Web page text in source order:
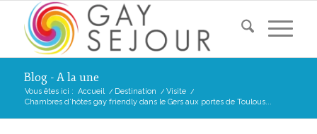
Blog - A la une
Vous êtes ici : Accueil / Destination / Visite /
Chambres d’hôtes gay friendly dans le Gers aux portes de Toulous...